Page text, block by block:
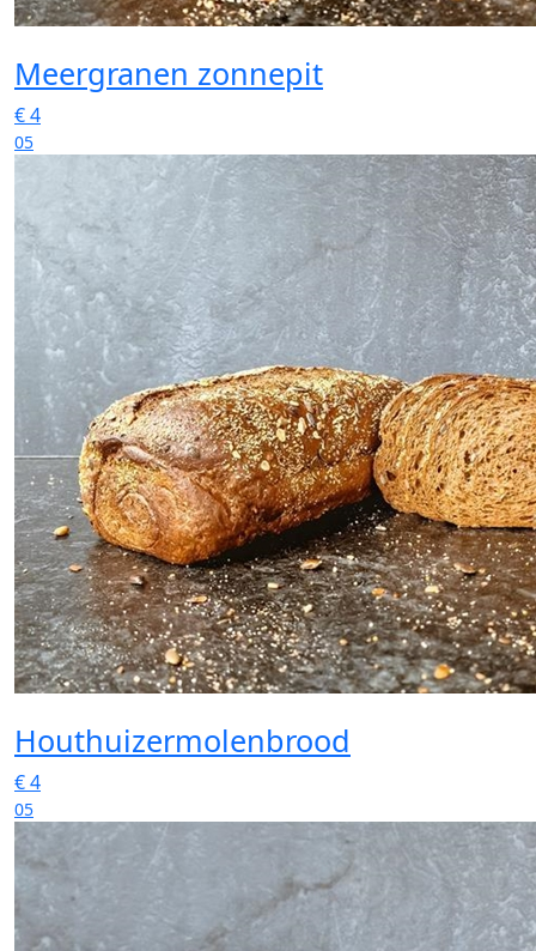
Meergranen zonnepit
€4
05
Houthuizermolenbrood
€4
05